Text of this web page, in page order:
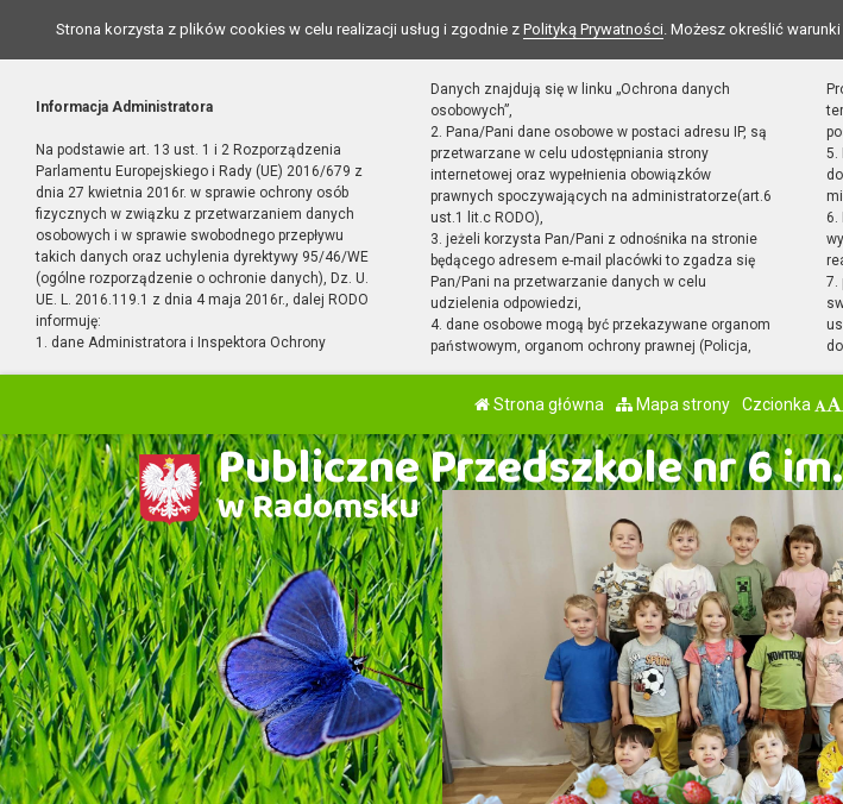
Strona korzysta z plików cookies w celu realizacji usług i zgodnie z Polityką Prywatności. Możesz określić
Informacja Administratora
Na podstawie art. 13 ust. 1 i 2 Rozporządzenia
Parlamentu Europejskiego i Rady (UE) 2016/679 z
dnia 27 kwietnia 2016r. w sprawie ochrony osób
fizycznych w związku z przetwarzaniem danych
osobowych i w sprawie swobodnego przepływu
takich danych oraz uchylenia dyrektywy 95/46/WE
(ogólne rozporządzenie o ochronie danych), Dz. U.
UE. L. 2016.119.1 z dnia 4 maja 2016r., dalej RODO
informuję:
1. dane Administratora i Inspektora Ochrony
Danych znajdują się w linku „Ochrona danych
osobowych”,
2. Pana/Pani dane osobowe w postaci adresu IP, są
przetwarzane w celu udostępniania strony
internetowej oraz wypełnienia obowiązków
prawnych spoczywających na administratorze(art.6
ust.1 lit.c RODO),
3. jeżeli korzysta Pan/Pani z odnośnika na stronie
będącego adresem e-mail placówki to zgadza się
Pan/Pani na przetwarzanie danych w celu
udzielenia odpowiedzi,
4. dane osobowe mogą być przekazywane organom
państwowym, organom ochrony prawnej (Policja,
5.
6.
7.
Strona główna Mapa strony Czcionka
Publiczne Przedszkole nr 6
w Radomsku